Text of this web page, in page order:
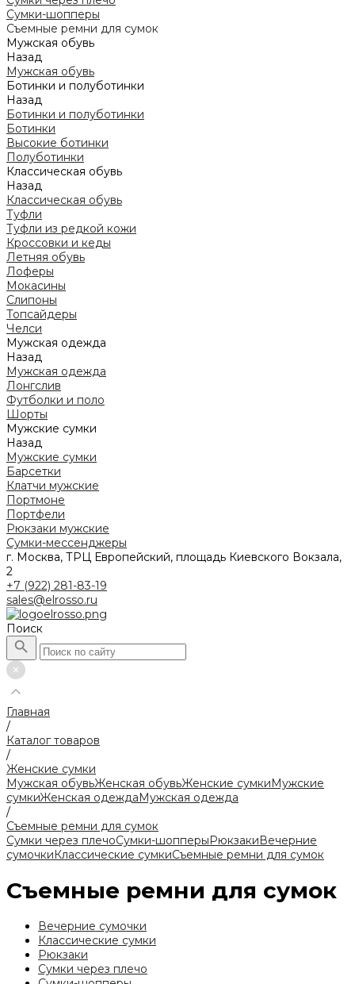
Сумки-шопперы
Съемные ремни для сумок
Мужская обувь
Назад
Мужская обувь
Ботинки и полуботинки
Назад
Ботинки и полуботинки
Ботинки
Высокие ботинки
Полуботинки
Классическая обувь
Назад
Классическая обувь
Туфли
Туфли из редкой кожи
Кроссовки и кеды
Летняя обувь
Лоферы
Мокасины
Слипоны
Топсайдеры
Челси
Мужская одежда
Назад
Мужская одежда
Лонгслив
Футболки и поло
Шорты
Мужские сумки
Назад
Мужские сумки
Барсетки
Клатчи мужские
Портмоне
Портфели
Рюкзаки мужские
Сумки-мессенджеры
г. Москва, ТРЦ Европейский, площадь Киевского Вокзала,
2
+7 (922) 281-83-19
sales@elrosso.ru
Поиск
Главная
/
Каталог товаров
/
Женские сумки
Мужская обувьЖенская обувьЖенские сумкиМужские
сумкиЖенская одеждаМужская одежда
/
Съемные ремни для сумок
Сумки через плечоСумки-шопперыРюкзакиВечерние
сумочкиКлассические сумкиСъемные ремни для сумок
Съемные ремни для сумок
Вечерние сумочки
Классические сумки
Рюкзаки
Сумки через плечо